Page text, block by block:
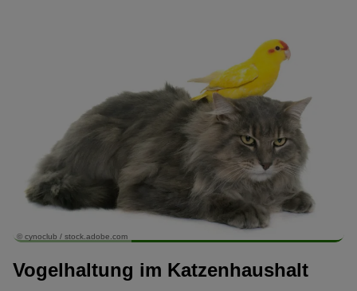
© cynoclub / stock.adobe.com
Vogelhaltung im Katzenhaushalt